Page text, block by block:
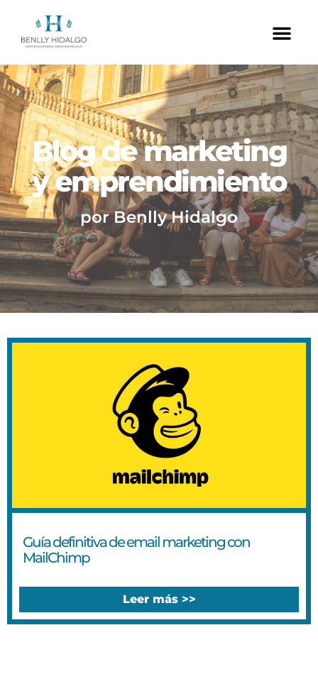
Blog de marketing
y emprendimiento
por Benlly Hidalgo
Guía definitiva de email marketing con
MailChimp
Leer más >>